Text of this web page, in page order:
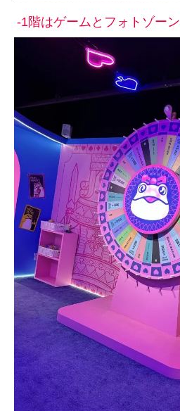
-1階はゲームとフォトゾーン